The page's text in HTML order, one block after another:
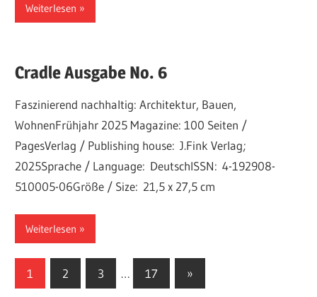
Weiterlesen
Cradle Ausgabe No. 6
Faszinierend nachhaltig: Architektur, Bauen,
WohnenFrühjahr 2025 Magazine: 100 Seiten /
PagesVerlag / Publishing house: J.Fink Verlag;
2025Sprache / Language: DeutschISSN: 4-192908-
510005-06Größe / Size: 21,5 x 27,5 cm
Weiterlesen
Seitennummerierung
1 2 3 … 17
Nächste
Beiträge
»